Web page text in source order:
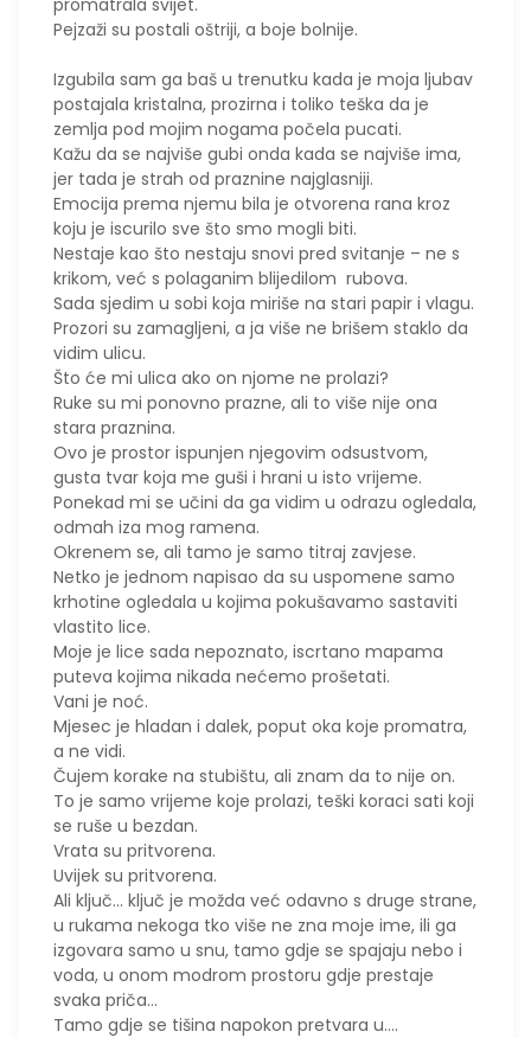
Pejzaži su postali oštriji, a boje bolnije.
​Izgubila sam ga baš u trenutku kada je moja ljubav
postajala kristalna, prozirna i toliko teška da je
zemlja pod mojim nogama počela pucati.
Kažu da se najviše gubi onda kada se najviše ima,
jer tada je strah od praznine najglasniji.
Emocija prema njemu bila je otvorena rana kroz
koju je iscurilo sve što smo mogli biti.
Nestaje kao što nestaju snovi pred svitanje – ne s
krikom, već s polaganim blijedilom rubova.
​Sada sjedim u sobi koja miriše na stari papir i vlagu.
Prozori su zamagljeni, a ja više ne brišem staklo da
vidim ulicu.
Što će mi ulica ako on njome ne prolazi?
Ruke su mi ponovno prazne, ali to više nije ona
stara praznina.
Ovo je prostor ispunjen njegovim odsustvom,
gusta tvar koja me guši i hrani u isto vrijeme.
​Ponekad mi se učini da ga vidim u odrazu ogledala,
odmah iza mog ramena.
Okrenem se, ali tamo je samo titraj zavjese.
Netko je jednom napisao da su uspomene samo
krhotine ogledala u kojima pokušavamo sastaviti
vlastito lice.
Moje je lice sada nepoznato, iscrtano mapama
puteva kojima nikada nećemo prošetati.
​Vani je noć.
Mjesec je hladan i dalek, poput oka koje promatra,
a ne vidi.
Čujem korake na stubištu, ali znam da to nije on.
To je samo vrijeme koje prolazi, teški koraci sati koji
se ruše u bezdan.
​Vrata su pritvorena.
Uvijek su pritvorena.
Ali ključ... ključ je možda već odavno s druge strane,
u rukama nekoga tko više ne zna moje ime, ili ga
izgovara samo u snu, tamo gdje se spajaju nebo i
voda, u onom modrom prostoru gdje prestaje
svaka priča...
​Tamo gdje se tišina napokon pretvara u....